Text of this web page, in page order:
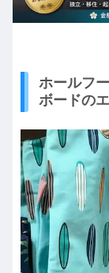
ホールフ
ボードの